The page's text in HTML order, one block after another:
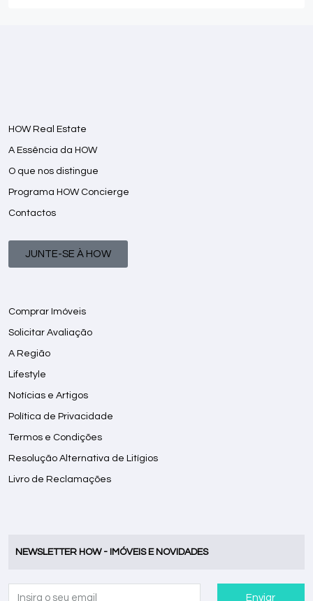
HOW Real Estate
A Essência da HOW
O que nos distingue
Programa HOW Concierge
Contactos
JUNTE-SE À HOW
Comprar Imóveis
Solicitar Avaliação
A Região
Lifestyle
Notícias e Artigos
Política de Privacidade
Termos e Condições
Resolução Alternativa de Litígios
Livro de Reclamações
NEWSLETTER HOW - IMÓVEIS E NOVIDADES
Enviar